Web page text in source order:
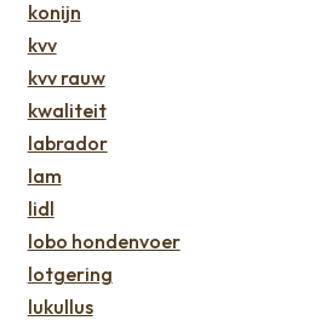
konijn
kvv
kvv rauw
kwaliteit
labrador
lam
lidl
lobo hondenvoer
lotgering
lukullus